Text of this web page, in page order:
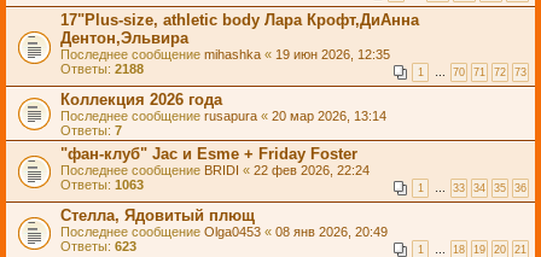
17"Plus-size, athletic body Лара Крофт,ДиАнна
Дентон,Эльвира
Последнее сообщение mihashka « 19 июн 2026, 12:35
Ответы: 2188 1 … 70 71 72 73
Коллекция 2026 года
Последнее сообщение rusapura « 20 мар 2026, 13:14
Ответы: 7
"фан-клуб" Jac и Esme + Friday Foster
Последнее сообщение BRIDI « 22 фев 2026, 22:24
Ответы: 1063 1 … 33 34 35 36
Стелла, Ядовитый плющ
Последнее сообщение Olga0453 « 08 янв 2026, 20:49
Ответы: 623 1 … 18 19 20 21